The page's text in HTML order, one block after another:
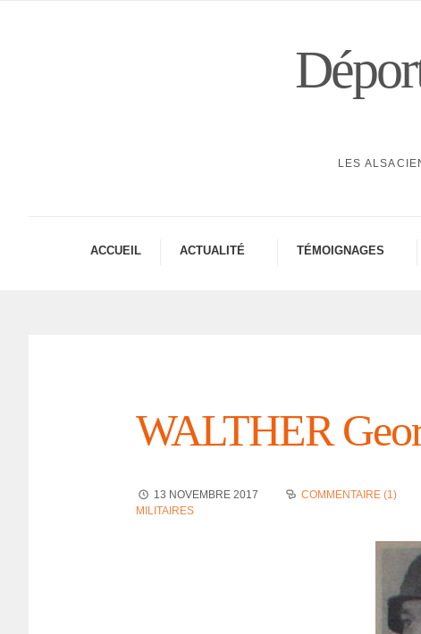
LES
ACCUEIL ACTUA­LITÉ TÉMOI­GNAGES
WALTHER
13 NOVEMBRE 2017 COMMENTAIRE (1)
MILITAIRES